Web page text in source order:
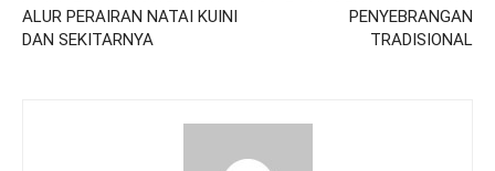
ALUR PERAIRAN NATAI KUINI
DAN SEKITARNYA
PENYEBRANGAN
TRADISIONAL